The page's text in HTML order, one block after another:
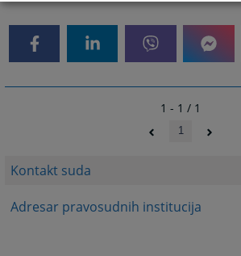
Kontakt suda
Adresar pravosudnih institucija
1 - 1 / 1
1